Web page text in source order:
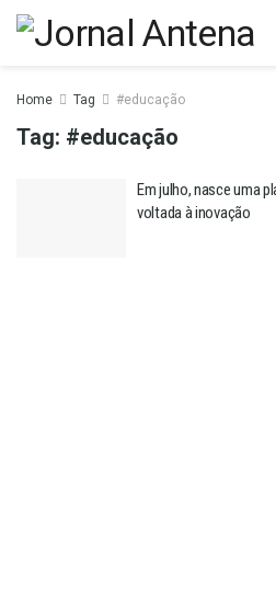
Home Tag #educação
Tag: #educação
Em julho, nasce uma
voltada à inovação